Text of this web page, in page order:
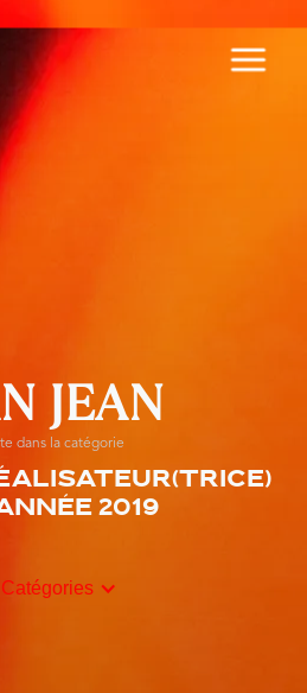
JEAN
dans la catégorie
2019
Catégories